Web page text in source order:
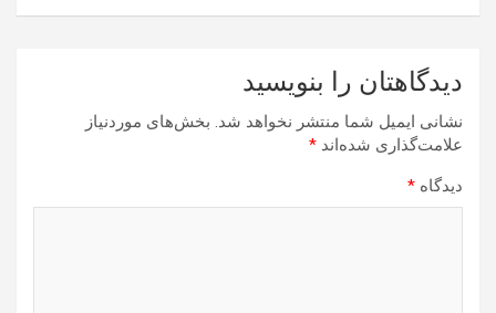
دیدگاهتان را بنویسید
نشانی ایمیل شما منتشر نخواهد شد. بخش‌های موردنیاز
علامت‌گذاری شده‌اند *
دیدگاه *